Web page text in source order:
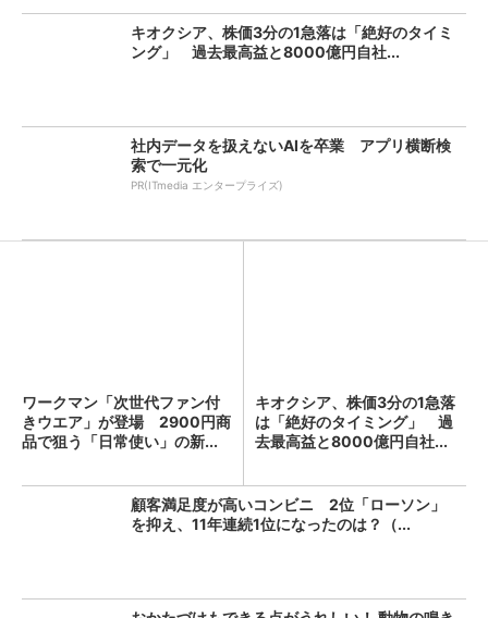
キオクシア、株価3分の1急落は「絶好のタイミ
ング」 過去最高益と8000億円自社...
社内データを扱えないAIを卒業 アプリ横断検
索で一元化
PR(ITmedia エンタープライズ)
ワークマン「次世代ファン付
きウエア」が登場 2900円商
品で狙う「日常使い」の新...
キオクシア、株価3分の1急落
は「絶好のタイミング」 過
去最高益と8000億円自社...
顧客満足度が高いコンビニ 2位「ローソン」
を抑え、11年連続1位になったのは？（...